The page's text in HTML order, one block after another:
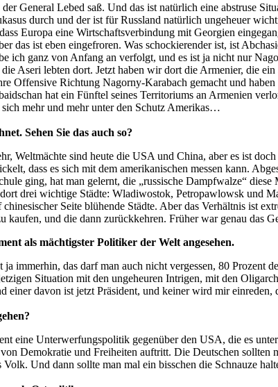
General Lebed saß. Und das ist natürlich eine abstruse
durch und der ist für Russland natürlich ungeheuer
Europa eine Wirtschaftsverbindung mit Georgien
das ist eben eingefroren. Was schockierender ist, ist
ich ganz von Anfang an verfolgt, und es ist ja nicht nur
Aseri lebten dort. Jetzt haben wir dort die Armenier, die
Offensive Richtung Nagorny-Karabach gemacht und
hat ein Fünftel seines Territoriums an Armenien
mehr und mehr unter den Schutz Amerikas…
Sehen Sie das auch so?
Weltmächte sind heute die USA und China, aber es ist
dass es sich mit dem amerikanischen messen kann.
ging, hat man gelernt, die „russische Dampfwalze“
drei wichtige Städte: Wladiwostok, Petropawlowsk und
Seite blühende Städte. Aber das Verhältnis ist
kaufen, und die dann zurückkehren. Früher war genau das
als mächtigster Politiker der Welt angesehen.
immerhin, das darf man auch nicht vergessen, 80 Prozent
Situation mit den ungeheuren Intrigen, mit den
davon ist jetzt Präsident, und keiner wird mir
eine Unterwerfungspolitik gegenüber den USA, die es
Demokratie und Freiheiten auftritt. Die Deutschen sollten
Und dann sollte man mal ein bisschen die Schnauze